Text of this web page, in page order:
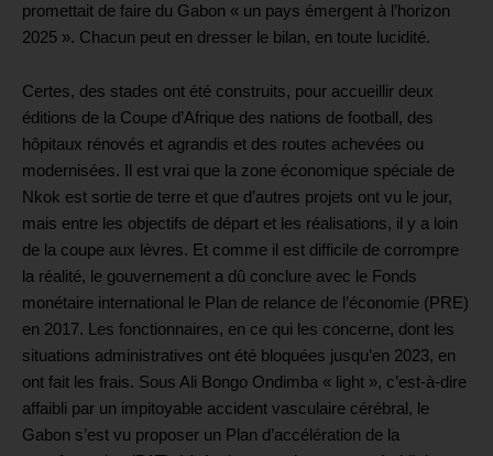
promettait de faire du Gabon « un pays émergent à l’horizon
2025 ». Chacun peut en dresser le bilan, en toute lucidité.
Certes, des stades ont été construits, pour accueillir deux
éditions de la Coupe d’Afrique des nations de football, des
hôpitaux rénovés et agrandis et des routes achevées ou
modernisées. Il est vrai que la zone économique spéciale de
Nkok est sortie de terre et que d’autres projets ont vu le jour,
mais entre les objectifs de départ et les réalisations, il y a loin
de la coupe aux lèvres. Et comme il est difficile de corrompre
la réalité, le gouvernement a dû conclure avec le Fonds
monétaire international le Plan de relance de l’économie (PRE)
en 2017. Les fonctionnaires, en ce qui les concerne, dont les
situations administratives ont été bloquées jusqu’en 2023, en
ont fait les frais. Sous Ali Bongo Ondimba « light », c’est-à-dire
affaibli par un impitoyable accident vasculaire cérébral, le
Gabon s’est vu proposer un Plan d’accélération de la